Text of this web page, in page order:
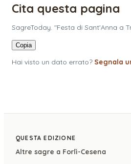
Cita questa pagina
SagreToday. "Festa di Sant'Anna
Copia
Hai visto un dato errato? Segnala
QUESTA EDIZIONE
Altre sagre a Forlì-Cesena